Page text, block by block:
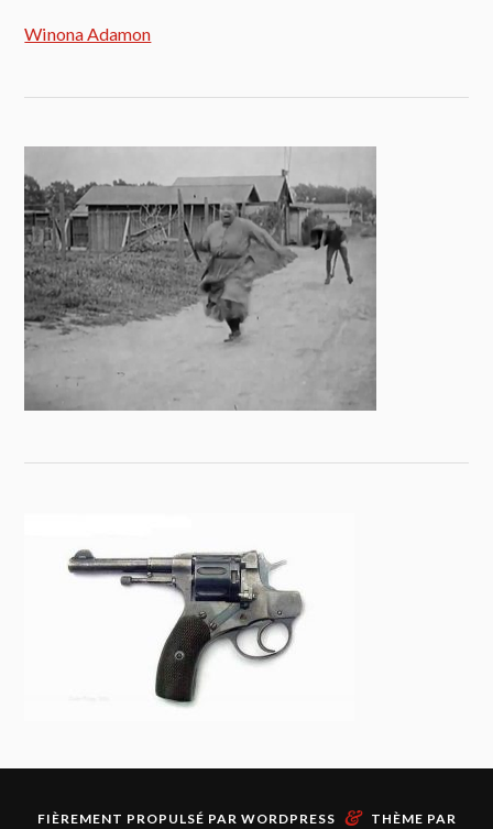
Winona Adamon
FIÈREMENT PROPULSÉ PAR WORDPRESS & THÈME PAR